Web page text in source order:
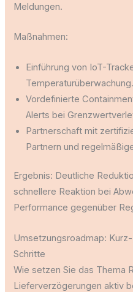
Meldungen.
Maßnahmen:
Einführung von IoT-
Temperaturüberwachung.
Vordefinierte
Alerts bei
Partnerschaft mit
Partnern und
Ergebnis: Deutliche
schnellere Reaktion bei
Performance gegenüber
Umsetzungsroadmap:
Schritte
Wie setzen Sie das Thema
Lieferverzögerungen aktiv